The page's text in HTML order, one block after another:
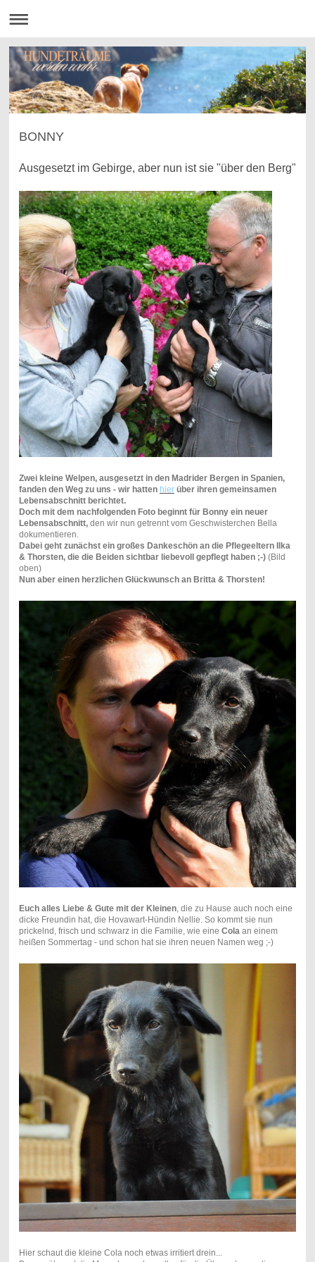
BONNY
Ausgesetzt im Gebirge, aber nun ist sie "über den Berg"
Zwei kleine Welpen, ausgesetzt in den Madrider Bergen in Spanien,
fanden den Weg zu uns - wir hatten hierüber ihren gemeinsamen
Lebensabschnitt berichtet.
Doch mit dem nachfolgenden Foto beginnt für Bonny ein neuer
Lebensabschnitt,den wir nun getrennt vom Geschwisterchen Bella
dokumentieren.
Dabei geht zunächst ein großes Dankeschön an die Pflegeeltern Ilka
& Thorsten, die die Beiden sichtbar liebevoll gepflegt haben ;-)(Bild
oben)
Nun aber einen herzlichen Glückwunsch an Britta & Thorsten!
Euch alles Liebe & Gute mit der Kleinen, die zu Hause auch noch eine
dicke Freundin hat, die Hovawart-Hündin Nellie. So kommt sie nun
prickelnd, frisch und schwarz in die Familie, wie eine Colaan einem
heißen Sommertag - und schon hat sie ihren neuen Namen weg ;-)
Hier schaut die kleine Cola noch etwas irritiert drein...